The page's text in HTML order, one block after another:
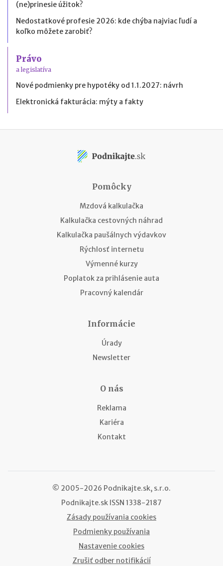
(ne)prinesie úžitok?
Nedostatkové profesie 2026: kde chýba najviac ľudí a
koľko môžete zarobiť?
Právo
a legislatíva
Nové podmienky pre hypotéky od 1.1.2027: návrh
Elektronická fakturácia: mýty a fakty
Pomôcky
Mzdová kalkulačka
Kalkulačka cestovných náhrad
Kalkulačka paušálnych výdavkov
Rýchlosť internetu
Výmenné kurzy
Poplatok za prihlásenie auta
Pracovný kalendár
Informácie
Úrady
Newsletter
O nás
Reklama
Kariéra
Kontakt
© 2005-2026 Podnikajte.sk, s.r.o.
Podnikajte.sk ISSN 1338-2187
Zásady používania cookies
Podmienky používania
Nastavenie cookies
Zrušiť odber notifikácií